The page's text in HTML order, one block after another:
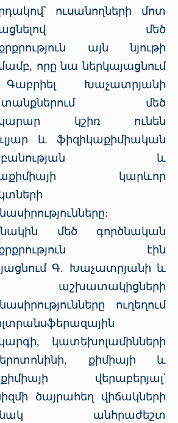
ուսանողների մոտ
մեծ
այն նյութի
որը նա ներկայացնում
Խաչատրյանի
մեծ
կշիռ ունեն
և ֆիզիկաքիմիական
և
կարևոր
մեծ գործնական
էին
Գ. Խաչատրյանի և
աշխատակիցների
ուղեղում
կատեխոլամինների
քիմիայի և
վերաբերյալ՝
ծայրահեղ վիճակների
անհրաժեշտ